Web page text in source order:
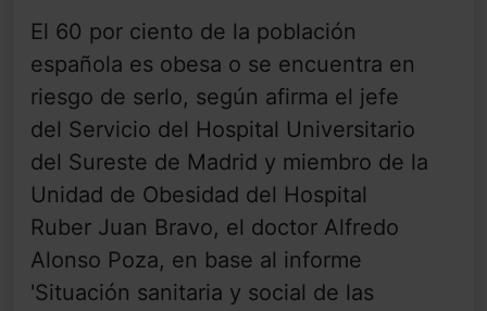
El 60 por ciento de la población
española es obesa o se encuentra en
riesgo de serlo, según afirma el jefe
del Servicio del Hospital Universitario
del Sureste de Madrid y miembro de la
Unidad de Obesidad del Hospital
Ruber Juan Bravo, el doctor Alfredo
Alonso Poza, en base al informe
'Situación sanitaria y social de las